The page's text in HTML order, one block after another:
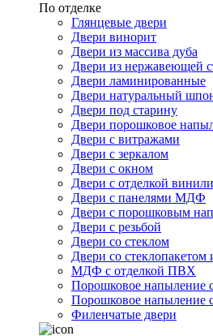
По отделке
Глянцевые двери
Двери винорит
Двери из массива дуба
Двери из нержавеющей
Двери ламинированные
Двери натуральный
Двери под старину
Двери порошковое
Двери с витражами
Двери с зеркалом
Двери с окном
Двери с отделкой
Двери с панелями МДФ
Двери с порошковым
Двери с резьбой
Двери со стеклом
Двери со стеклопакетом
МДФ с отделкой ПВХ
Порошковое напыление
Порошковое напыление
Филенчатые двери